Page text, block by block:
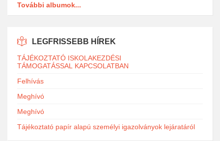
További albumok...
LEGFRISSEBB HÍREK
TÁJÉKOZTATÓ ISKOLAKEZDÉSI
TÁMOGATÁSSAL KAPCSOLATBAN
Felhívás
Meghívó
Meghívó
Tájékoztató papír alapú személyi igazolványok lejáratáról